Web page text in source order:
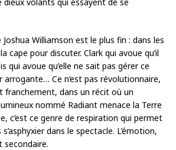
Joshua Williamson est le plus fin : dans les
cape pour discuter. Clark qui avoue qu’il
qui avoue qu’elle ne sait pas gérer ce
arrogante… Ce n’est pas révolutionnaire,
franchement, dans un récit où un
nommé Radiant menace la Terre
c’est ce genre de respiration qui permet
dans le spectacle. L’émotion,
secondaire.